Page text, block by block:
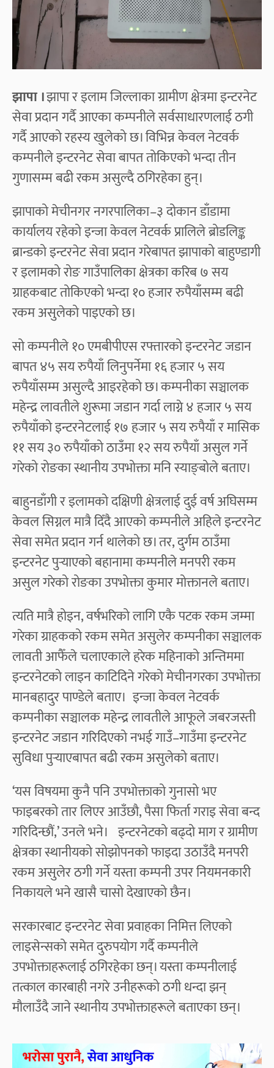
झापा ।झापा र इलाम जिल्लाका ग्रामीण क्षेत्रमा इन्टरनेट
सेवा प्रदान गर्दै आएका कम्पनीले सर्वसाधारणलाई ठगी
गर्दै आएको रहस्य खुलेको छ। विभिन्न केवल नेटवर्क
कम्पनीले इन्टरनेट सेवा बापत तोकिएको भन्दा तीन
गुणासम्म बढी रकम असुल्दै ठगिरहेका हुन्‌।
झापाको मेचीनगर नगरपालिका–३ दोकान डाँडामा
कार्यालय रहेको इन्जा केवल नेटवर्क प्रालिले ब्रोडलिङ्क
ब्रान्डको इन्टरनेट सेवा प्रदान गरेबापत झापाको बाहुण्डागी
र इलामको रोङ गाउँपालिका क्षेत्रका करिब ७ सय
ग्राहकबाट तोकिएको भन्दा १० हजार रुपैयाँसम्म बढी
रकम असुलेको पाइएको छ।
सो कम्पनीले १० एमबीपीएस रफ्तारको इन्टरनेट जडान
बापत ४५ सय रुपैयाँ लिनुपर्नेमा १६ हजार ५ सय
रुपैयाँसम्म असुल्दै आइरहेको छ। कम्पनीका सञ्चालक
महेन्द्र लावतीले शुरूमा जडान गर्दा लाग्ने ४ हजार ५ सय
रुपैयाँको इन्टरनेटलाई १७ हजार ५ सय रुपैयाँ र मासिक
११ सय ३० रुपैयाँको ठाउँमा १२ सय रुपैयाँ असुल गर्ने
गरेको रोङका स्थानीय उपभोक्ता मनि स्याङ्बोले बताए।
बाहुनडाँगी र इलामको दक्षिणी क्षेत्रलाई दुई वर्ष अघिसम्म
केवल सिग्नल मात्रै दिँदै आएको कम्पनीले अहिले इन्टरनेट
सेवा समेत प्रदान गर्न थालेको छ। तर, दुर्गम ठाउँमा
इन्टरनेट पुर्‍याएको बहानामा कम्पनीले मनपरी रकम
असुल गरेको रोङका उपभोक्ता कुमार मोक्तानले बताए।
त्यति मात्रै होइन, वर्षभरिको लागि एकै पटक रकम जम्मा
गरेका ग्राहकको रकम समेत असुलेर कम्पनीका सञ्चालक
लावती आफैँले चलाएकाले हरेक महिनाको अन्तिममा
इन्टरनेटको लाइन काटिदिने गरेको मेचीनगरका उपभोक्ता
मानबहादुर पाण्डेले बताए। इन्जा केवल नेटवर्क
कम्पनीका सञ्चालक महेन्द्र लावतीले आफूले जबरजस्ती
इन्टरनेट जडान गरिदिएको नभई गाउँ–गाउँमा इन्टरनेट
सुविधा पुर्‍याएबापत बढी रकम असुलेको बताए।
‘यस विषयमा कुनै पनि उपभोक्ताको गुनासो भए
फाइबरको तार लिएर आउँछौ, पैसा फिर्ता गराइ सेवा बन्द
गरिदिन्छौं,’ उनले भने। इन्टरनेटको बढ्दो माग र ग्रामीण
क्षेत्रका स्थानीयको सोझोपनको फाइदा उठाउँदै मनपरी
रकम असुलेर ठगी गर्ने यस्ता कम्पनी उपर नियमनकारी
निकायले भने खासै चासो देखाएको छैन।
सरकारबाट इन्टरनेट सेवा प्रवाहका निमित्त लिएको
लाइसेन्सको समेत दुरुपयोग गर्दै कम्पनीले
उपभोक्ताहरूलाई ठगिरहेका छन्। यस्ता कम्पनीलाई
तत्काल कारबाही नगरे उनीहरूको ठगी धन्दा झन्
मौलाउँदै जाने स्थानीय उपभोक्ताहरूले बताएका छन्‌।